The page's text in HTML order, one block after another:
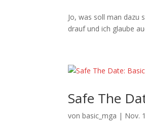
Jo, was soll man dazu
drauf und ich glaube
Safe The
vonbasic_mga | Nov.